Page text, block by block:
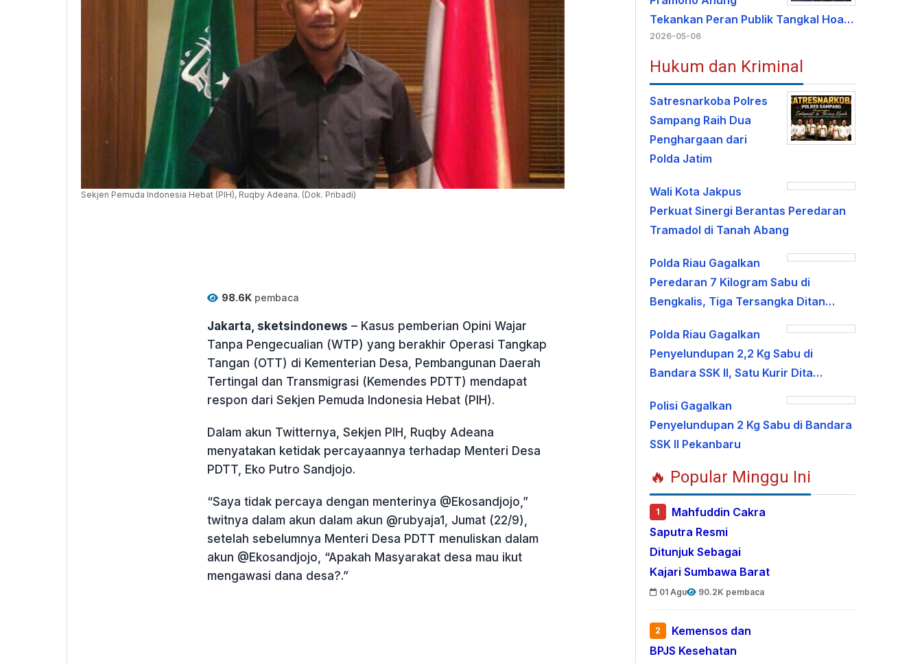
Sekjen Pemuda Indonesia Hebat (PIH), Ruqby Adeana. (Dok. Pribadi)
98.6Kpembaca
Jakarta, sketsindonews – Kasus pemberian Opini Wajar
Tanpa Pengecualian (WTP) yang berakhir Operasi Tangkap
Tangan (OTT) di Kementerian Desa, Pembangunan Daerah
Tertingal dan Transmigrasi (Kemendes PDTT) mendapat
respon dari Sekjen Pemuda Indonesia Hebat (PIH).
Dalam akun Twitternya, Sekjen PIH, Ruqby Adeana
menyatakan ketidak percayaannya terhadap Menteri Desa
PDTT, Eko Putro Sandjojo.
“Saya tidak percaya dengan menterinya @Ekosandjojo,”
twitnya dalam akun dalam akun @rubyaja1, Jumat (22/9),
setelah sebelumnya Menteri Desa PDTT menuliskan dalam
akun @Ekosandjojo, “Apakah Masyarakat desa mau ikut
mengawasi dana desa?.”
Tekankan Peran Publik Tangkal Hoa…
2026-05-06
Hukum dan Kriminal
Satresnarkoba Polres
Sampang Raih Dua
Penghargaan dari
Polda Jatim
Wali Kota Jakpus
Perkuat Sinergi Berantas Peredaran
Tramadol di Tanah Abang
Polda Riau Gagalkan
Peredaran 7 Kilogram Sabu di
Bengkalis, Tiga Tersangka Ditan…
Polda Riau Gagalkan
Penyelundupan 2,2 Kg Sabu di
Bandara SSK II, Satu Kurir Dita…
Polisi Gagalkan
Penyelundupan 2 Kg Sabu di Bandara
SSK II Pekanbaru
🔥 Popular Minggu Ini
1
Mahfuddin Cakra
Saputra Resmi
Ditunjuk Sebagai
Kajari Sumbawa Barat
01 Agu 90.2K pembaca
2
Kemensos dan
BPJS Kesehatan